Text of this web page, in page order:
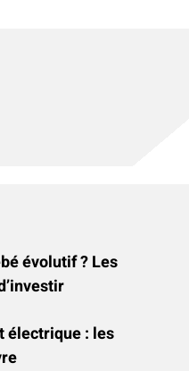
évolutif ? Les
électrique : les